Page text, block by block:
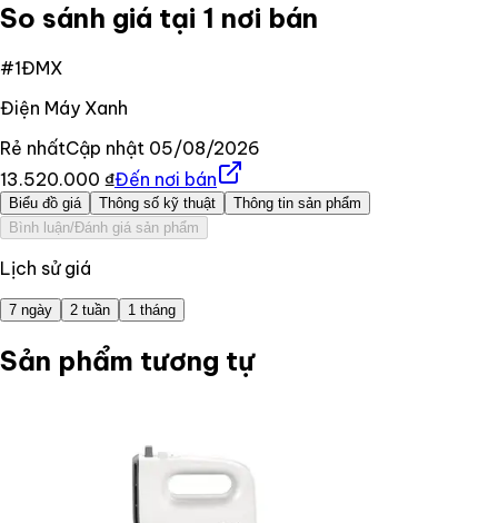
So sánh giá tại 1 nơi bán
#1ĐMX
Điện Máy Xanh
Rẻ nhấtCập nhật 05/08/2026
13.520.000 ₫Đến nơi bán
Biểu đồ giá Thông số kỹ thuật
Thông tin sản phẩm
Bình luận/Đánh giá sản phẩm
Lịch sử giá
7 ngày 2 tuần 1 tháng
Sản phẩm tương tự